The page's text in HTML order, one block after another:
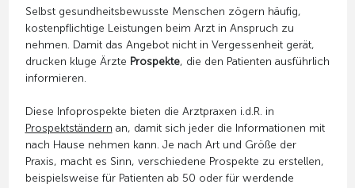
Selbst gesundheitsbewusste Menschen zögern häufig,
kostenpflichtige Leistungen beim Arzt in Anspruch zu
nehmen. Damit das Angebot nicht in Vergessenheit gerät,
drucken kluge Ärzte Prospekte, die den Patienten ausführlich
informieren.
Diese Infoprospekte bieten die Arztpraxen i.d.R. in
Prospektständern an, damit sich jeder die Informationen mit
nach Hause nehmen kann. Je nach Art und Größe der
Praxis, macht es Sinn, verschiedene Prospekte zu erstellen,
beispielsweise für Patienten ab 50 oder für werdende